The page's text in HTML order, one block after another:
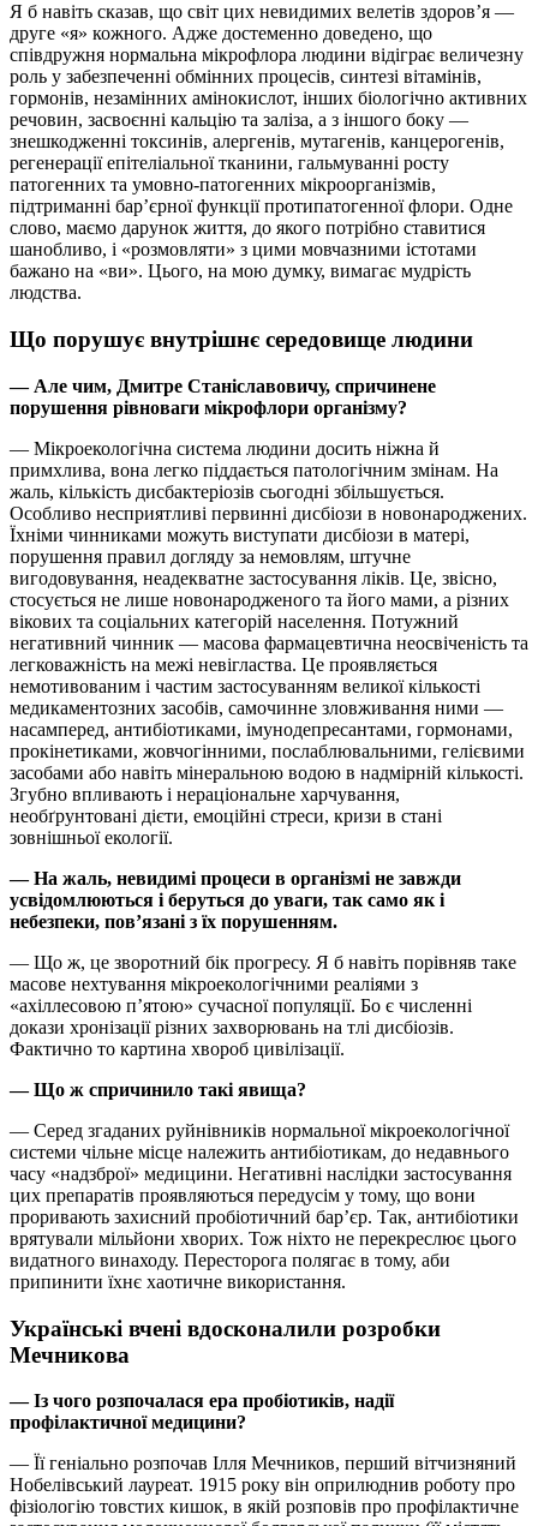
Я б навіть сказав, що світ цих невидимих велетів здоров’я —
друге «я» кожного. Адже достеменно доведено, що
співдружня нормальна мікрофлора людини відіграє величезну
роль у забезпеченні обмінних процесів, синтезі вітамінів,
гормонів, незамінних амінокислот, інших біологічно активних
речовин, засвоєнні кальцію та заліза, а з іншого боку —
знешкодженні токсинів, алергенів, мутагенів, канцерогенів,
регенерації епітеліальної тканини, гальмуванні росту
патогенних та умовно-патогенних мікроорганізмів,
підтриманні бар’єрної функції протипатогенної флори. Одне
слово, маємо дарунок життя, до якого потрібно ставитися
шанобливо, і «розмовляти» з цими мовчазними істотами
бажано на «ви». Цього, на мою думку, вимагає мудрість
людства.
Що порушує внутрішнє середовище людини
— Але чим, Дмитре Станіславовичу, спричинене
порушення рівноваги мікрофлори організму?
— Мікроекологічна система людини досить ніжна й
примхлива, вона легко піддається патологічним змінам. На
жаль, кількість дисбактеріозів сьогодні збільшується.
Особливо несприятливі первинні дисбіози в новонароджених.
Їхніми чинниками можуть виступати дисбіози в матері,
порушення правил догляду за немовлям, штучне
вигодовування, неадекватне застосування ліків. Це, звісно,
стосується не лише новонародженого та його мами, а різних
вікових та соціальних категорій населення. Потужний
негативний чинник — масова фармацевтична неосвіченість та
легковажність на межі невігластва. Це проявляється
немотивованим і частим застосуванням великої кількості
медикаментозних засобів, самочинне зловживання ними —
насамперед, антибіотиками, імунодепресантами, гормонами,
прокінетиками, жовчогінними, послаблювальними, гелієвими
засобами або навіть мінеральною водою в надмірній кількості.
Згубно впливають і нераціональне харчування,
необґрунтовані дієти, емоційні стреси, кризи в стані
зовнішньої екології.
— На жаль, невидимі процеси в організмі не завжди
усвідомлюються і беруться до уваги, так само як і
небезпеки, пов’язані з їх порушенням.
— Що ж, це зворотний бік прогресу. Я б навіть порівняв таке
масове нехтування мікроекологічними реаліями з
«ахіллесовою п’ятою» сучасної популяції. Бо є численні
докази хронізації різних захворювань на тлі дисбіозів.
Фактично то картина хвороб цивілізації.
— Що ж спричинило такі явища?
— Серед згаданих руйнівників нормальної мікроекологічної
системи чільне місце належить антибіотикам, до недавнього
часу «надзброї» медицини. Негативні наслідки застосування
цих препаратів проявляються передусім у тому, що вони
проривають захисний пробіотичний бар’єр. Так, антибіотики
врятували мільйони хворих. Тож ніхто не перекреслює цього
видатного винаходу. Пересторога полягає в тому, аби
припинити їхнє хаотичне використання.
Українські вчені вдосконалили розробки
Мечникова
— Із чого розпочалася ера пробіотиків, надії
профілактичної медицини?
— Її геніально розпочав Ілля Мечников, перший вітчизняний
Нобелівський лауреат. 1915 року він оприлюднив роботу про
фізіологію товстих кишок, в якій розповів про профілактичне